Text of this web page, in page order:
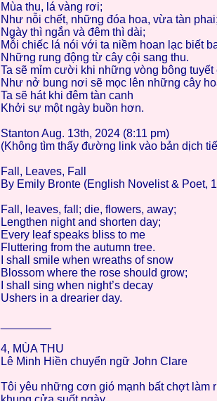
Mùa thu, lá vàng rơi;
Như nỗi chết, những đóa hoa, vừa tàn phai;
Ngày thì ngắn và đêm thì dài;
Mỗi chiếc lá nói với ta niềm hoan lạc biết
Những rung động từ cây cội sang thu.
Ta sẽ mỉm cười khi những vòng bông tuyết
Như nở bung nơi sẽ mọc lên những cây
Ta sẽ hát khi đêm tàn canh
Khởi sự một ngày buồn hơn.
Stanton Aug. 13th, 2024 (8:11 pm)
(Không tìm thấy đường link vào bản dịch
Fall, Leaves, Fall
By Emily Bronte (English Novelist & Poet,
Fall, leaves, fall; die, flowers, away;
Lengthen night and shorten day;
Every leaf speaks bliss to me
Fluttering from the autumn tree.
I shall smile when wreaths of snow
Blossom where the rose should grow;
I shall sing when night’s decay
Ushers in a drearier day.
4, MÙA THU
Lê Minh Hiền chuyển ngữ John Clare
Tôi yêu những cơn gió mạnh bất chợt làm